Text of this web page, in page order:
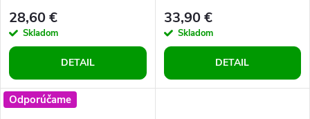
28,60 €
Skladom
DETAIL
v tvare srdca
33,90 €
Skladom
DETAIL
Odporúčame